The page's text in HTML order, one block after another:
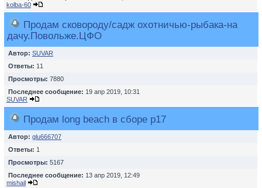
kolba-60
Продам сковороду/садж охотничью-рыбака-на
дачу.Повольже.ЦФО
Автор: SUVAR
Ответы: 11
Просмотры: 7880
Последнее сообщение: 19 апр 2019, 10:31
SUVAR
Продам long beach в сборе р17
Автор: glu666707
Ответы: 1
Просмотры: 5167
Последнее сообщение: 13 апр 2019, 12:49
mishail